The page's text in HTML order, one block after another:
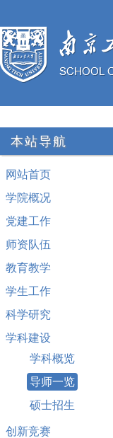
本站导航
网站首页
学院概况
党建工作
师资队伍
教育教学
学生工作
科学研究
学科建设
学科概览
导师一览
硕士招生
创新竞赛